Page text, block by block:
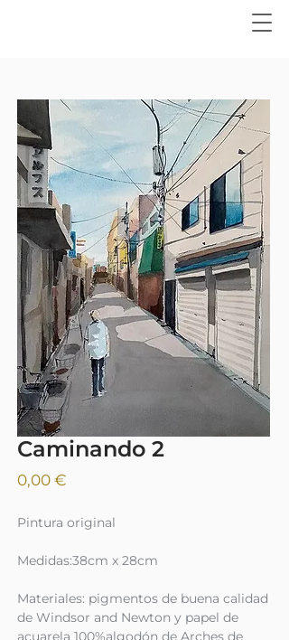
Caminando 2
0,00 €
Pintura original
Medidas:38cm x 28cm
Materiales: pigmentos de buena calidad
de Windsor and Newton y papel de
acuarela 100%algodón de Arches de